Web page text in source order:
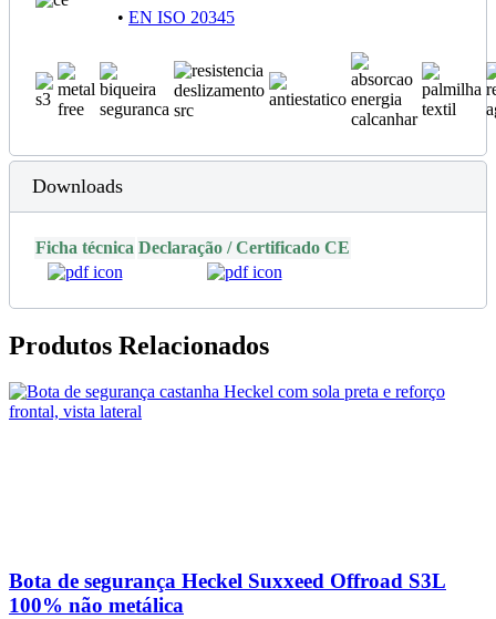
• EN ISO 20345
Downloads
Ficha técnica Declaração / Certificado CE
Produtos Relacionados
Bota de segurança Heckel Suxxeed Offroad S3L
100% não metálica